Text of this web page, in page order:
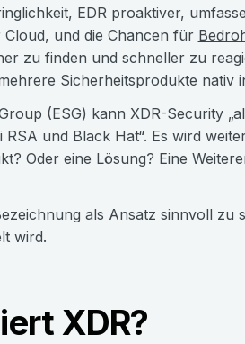
EDR proaktiver,
und die Chancen für
zu finden und schneller zu
Sicherheitsprodukte nativ
(ESG) kann XDR-Security
und Black Hat“. Es wird
Oder eine Lösung? Eine
als Ansatz sinnvoll zu
wird.
XDR?